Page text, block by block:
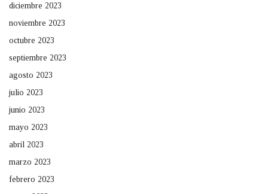
diciembre 2023
noviembre 2023
octubre 2023
septiembre 2023
agosto 2023
julio 2023
junio 2023
mayo 2023
abril 2023
marzo 2023
febrero 2023